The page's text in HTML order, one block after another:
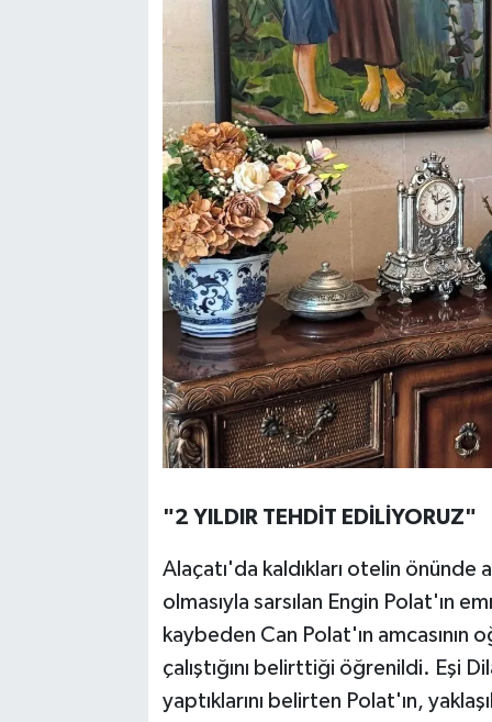
"2 YILDIR TEHDİT EDİLİYORUZ"
Alaçatı'da kaldıkları otelin önünde
olmasıyla sarsılan Engin Polat'ın
kaybeden Can Polat'ın amcasının
çalıştığını belirttiği öğrenildi. Eşi
yaptıklarını belirten Polat'ın,